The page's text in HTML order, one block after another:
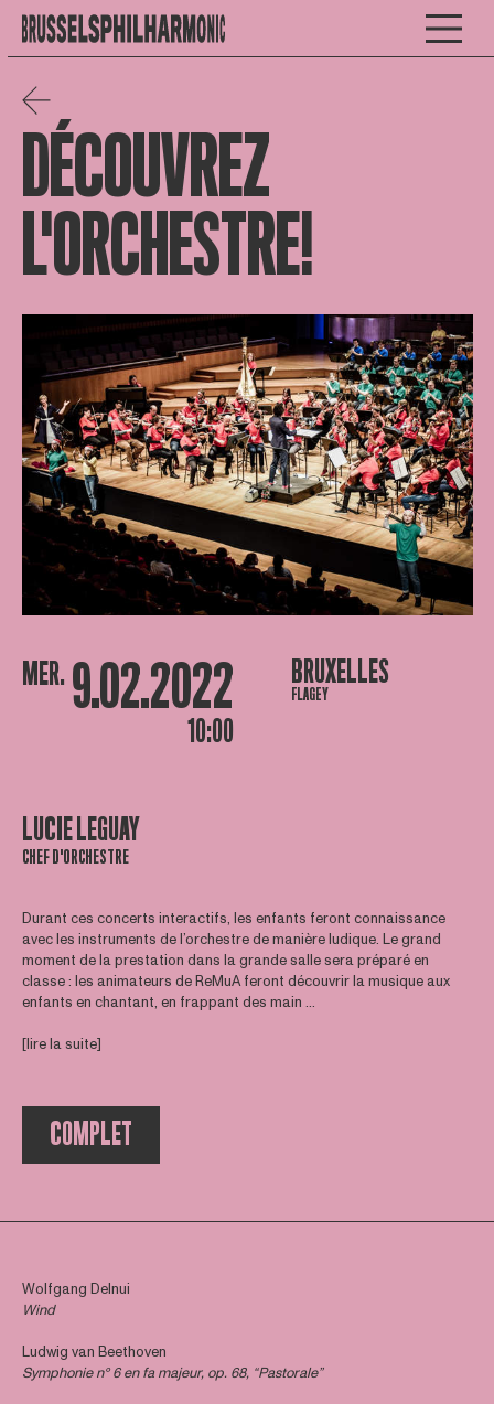
DÉCOUVREZ
L'ORCHESTRE!
MER. 9.02.2022
10:00
BRUXELLES
FLAGEY
LUCIE LEGUAY
CHEF D'ORCHESTRE
Durant ces concerts interactifs, les enfants feront connaissance
avec les instruments de l’orchestre de manière ludique. Le grand
moment de la prestation dans la grande salle sera préparé en
classe : les animateurs de ReMuA feront découvrir la musique aux
enfants en chantant, en frappant des main ...
[lire la suite]
COMPLET
Wolfgang Delnui
Wind
Ludwig van Beethoven
Symphonie n° 6 en fa majeur, op. 68, “Pastorale”